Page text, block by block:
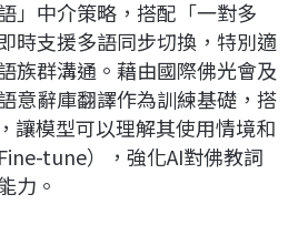
」中介策略，搭配「一對多
時支援多語同步切換，特別適
族群溝通。藉由國際佛光會及
意辭庫翻譯作為訓練基礎，搭
讓模型可以理解其使用情境和
tune），強化AI對佛教詞
力。